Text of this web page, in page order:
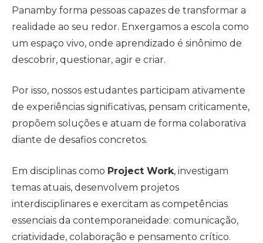
Panamby forma pessoas capazes de transformar a
realidade ao seu redor. Enxergamos a escola como
um espaço vivo, onde aprendizado é sinônimo de
descobrir, questionar, agir e criar.
Por isso, nossos estudantes participam ativamente
de experiências significativas, pensam criticamente,
propõem soluções e atuam de forma colaborativa
diante de desafios concretos.
Em disciplinas como Project Work, investigam
temas atuais, desenvolvem projetos
interdisciplinares e exercitam as competências
essenciais da contemporaneidade: comunicação,
criatividade, colaboração e pensamento crítico.